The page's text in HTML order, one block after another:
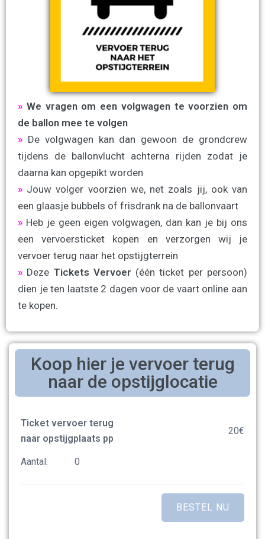
» We vragen om een volgwagen te voorzien om
de ballon mee te volgen
» De volgwagen kan dan gewoon de grondcrew
tijdens de ballonvlucht achterna rijden zodat je
daarna kan opgepikt worden
» Jouw volger voorzien we, net zoals jij, ook van
een glaasje bubbels of frisdrank na de ballonvaart
» Heb je geen eigen volgwagen, dan kan je bij ons
een vervoersticket kopen en verzorgen wij je
vervoer terug naar het opstijgterrein
» Deze Tickets Vervoer (één ticket per persoon)
dien je ten laatste 2 dagen voor de vaart online aan
te kopen.
Koop hier je vervoer terug
naar de opstijglocatie
Ticket vervoer terug
naar opstijgplaats pp
20€
Aantal: